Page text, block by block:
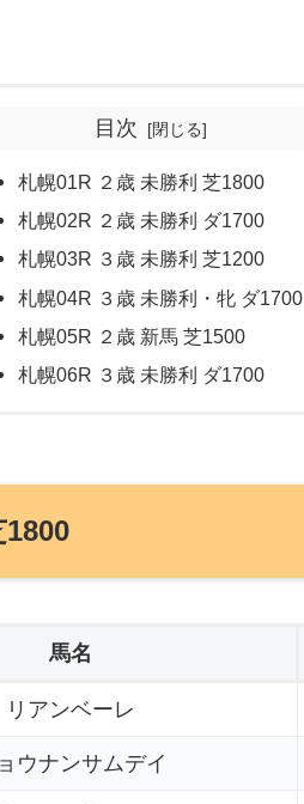
目次
札幌01R ２歳 未勝利 芝1800
札幌02R ２歳 未勝利 ダ1700
札幌03R ３歳 未勝利 芝1200
札幌04R ３歳 未勝利・牝 ダ1700
札幌05R ２歳 新馬 芝1500
札幌06R ３歳 未勝利 ダ1700
馬名
リアンベーレ
ウナンサムデイ